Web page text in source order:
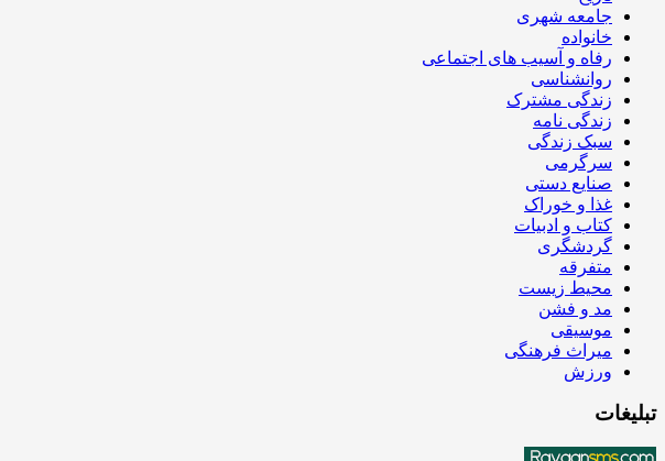
جامعه شهری
خانواده
رفاه و آسیب های اجتماعی
روانشناسی
زندگی مشترک
زندگی نامه
سبک زندگی
سرگرمی
صنایع دستی
غذا و خوراک
کتاب و ادبیات
گردشگری
متفرقه
محیط زیست
مد و فشن
موسیقی
میراث فرهنگی
ورزش
تبلیغات